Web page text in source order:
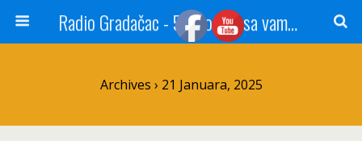
Radio Gradačac - 56 godina sa vama...
Archives › 21 Januara, 2025